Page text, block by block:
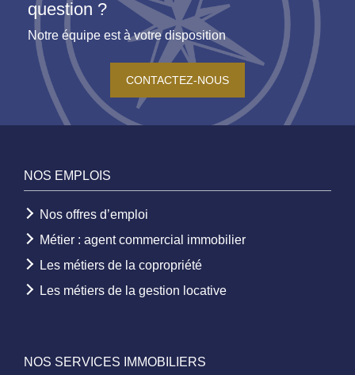
question ?
Notre équipe est à votre disposition
CONTACTEZ-NOUS
NOS EMPLOIS
Nos offres d’emploi
Métier : agent commercial immobilier
Les métiers de la copropriété
Les métiers de la gestion locative
NOS SERVICES IMMOBILIERS